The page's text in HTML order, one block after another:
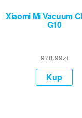
Xiaomi Mi Vacuum
G10
978,99zł
Kup